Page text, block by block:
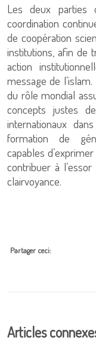
Les deux parties
coordination
de coopération
institutions, afin de
action
message de
du rôle mondial
concepts justes
internationaux
formation de
capables
contribuer à
clairvoyance.
Partager ceci:
Articles